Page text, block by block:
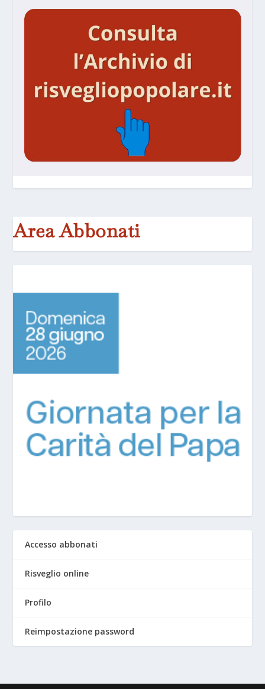
Area Abbonati
Accesso abbonati
Risveglio online
Profilo
Reimpostazione password